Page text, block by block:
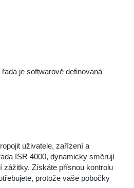
je softwarově definovaná
uživatele, zařízení a
ISR 4000, dynamicky směrují
zážitky. Získáte přísnou kontrolu
protože vaše pobočky